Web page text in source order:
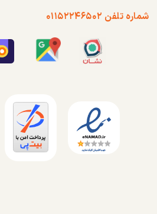
شماره تلفن ۰۱۱۵۲۲۴۶۵۰۲